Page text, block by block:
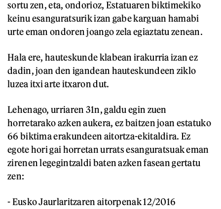
sortu zen, eta, ondorioz, Estatuaren biktimekiko
keinu esanguratsurik izan gabe karguan hamabi
urte eman ondoren joango zela egiaztatu zenean.
Hala ere, hauteskunde klabean irakurria izan ez
dadin, joan den igandean hauteskundeen ziklo
luzea itxi arte itxaron dut.
Lehenago, urriaren 31n, galdu egin zuen
horretarako azken aukera, ez baitzen joan estatuko
66 biktima erakundeen aitortza-ekitaldira. Ez
egote hori gai horretan urrats esanguratsuak eman
zirenen legegintzaldi baten azken fasean gertatu
zen:
- Eusko Jaurlaritzaren aitorpenak 12/2016